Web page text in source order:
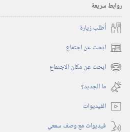
روابط سريعة
أُطلب زيارة
ابحث عن اجتماع (يفتح
نافذة
جديدة)
ابحث عن مكان الاجتماع (يفتح
نافذة
جديدة)
ما الجديد؟‏
الفيديوات
فيديوات مع وصف سمعي